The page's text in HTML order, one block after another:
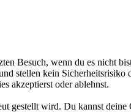
Besuch, wenn du es nicht
stellen kein Sicherheitsrisiko
akzeptierst oder ablehnst.
gestellt wird. Du kannst